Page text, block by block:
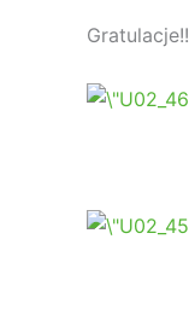
Gratulacje!!